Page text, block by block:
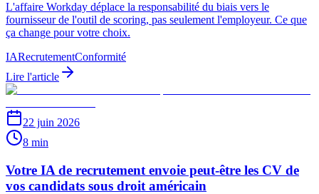
L'affaire Workday déplace la responsabilité du biais vers le
fournisseur de l'outil de scoring, pas seulement l'employeur. Ce que
ça change pour votre choix.
IARecrutementConformité
Lire l'article
22 juin 2026
8 min
Votre IA de recrutement envoie peut-être les CV de
vos candidats sous droit américain